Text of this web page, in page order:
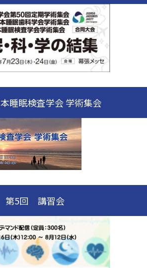
睡眠検査学会 学術集会
第5回 講習会